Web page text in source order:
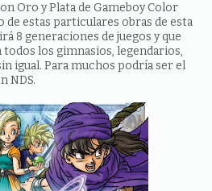
Oro y Plata de Gameboy Color
estas particulares obras de esta
8 generaciones de juegos y que
los gimnasios, legendarios,
igual. Para muchos podría ser el
NDS.